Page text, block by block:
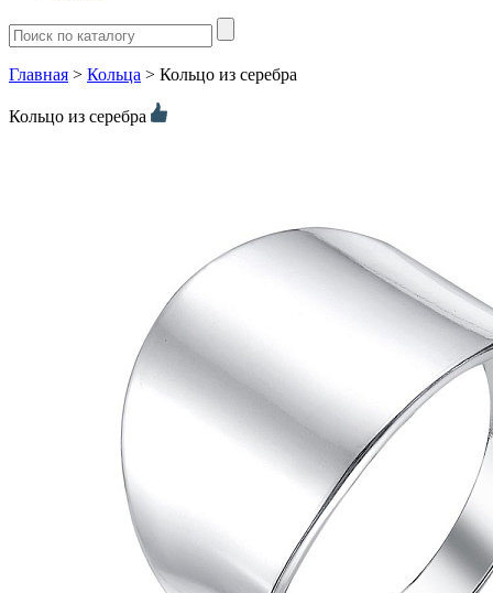
Главная > Кольца > Кольцо из серебра
Кольцо из серебра